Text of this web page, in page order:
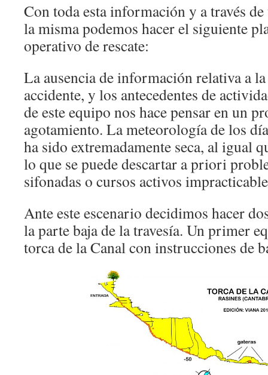
Con toda esta información y a través
la misma podemos hacer el siguiente
operativo de rescate:
La ausencia de información relativa a
accidente, y los antecedentes de
de este equipo nos hace pensar en un
agotamiento. La meteorología de los
ha sido extremadamente seca, al igual
lo que se puede descartar a priori
sifonadas o cursos activos
Ante este escenario decidimos hacer
la parte baja de la travesía. Un primer
torca de la Canal con instrucciones de